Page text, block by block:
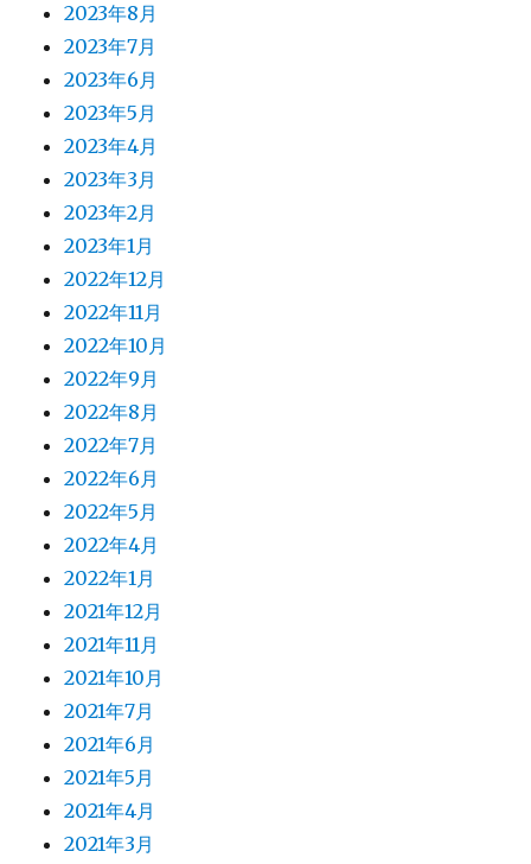
2023年8月
2023年7月
2023年6月
2023年5月
2023年4月
2023年3月
2023年2月
2023年1月
2022年12月
2022年11月
2022年10月
2022年9月
2022年8月
2022年7月
2022年6月
2022年5月
2022年4月
2022年1月
2021年12月
2021年11月
2021年10月
2021年7月
2021年6月
2021年5月
2021年4月
2021年3月